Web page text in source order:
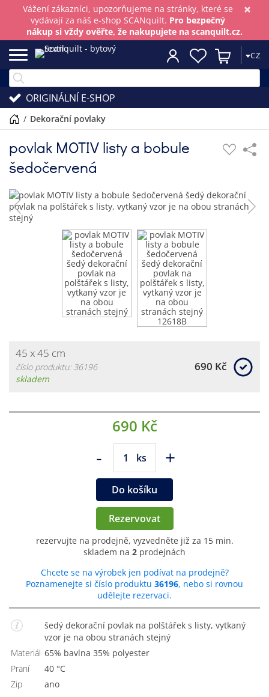
×
Vážení zákazníci, upozorňujeme na stránky, které se
vydávají za náš e-shop SCANquilt. Pro bezpečný
nákup si vždy ověřte, že nakupujete na scanquilt.cz.
CZ
ORIGINÁLNÍ E-SHOP
/ dekorační povlaky
povlak MOTIV listy a bobule
šedočervená
45 x 45 cm
číslo produktu: 36196
skladem
690 Kč
690 Kč
- ks +
Do košíku
Rezervovat
rezervujte na prodejně, vyzvedněte již za 15 min.
skladem na 2 prodejnách
Chcete se na výrobek jen podívat na prodejně?
Poznamenejte si číslo produktu 36196, nebo si rovnou
udělejte rezervaci.
šedý dekorační povlak na polštářek s listy, vytkaný
vzor je na obou stranách stejný
Materiál
65% bavlna 35% polyester
Praní
40 °C
Zip
Ano